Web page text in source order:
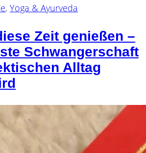
, Yoga & Ayurveda
Zeit genießen –
Schwangerschaft
Alltag